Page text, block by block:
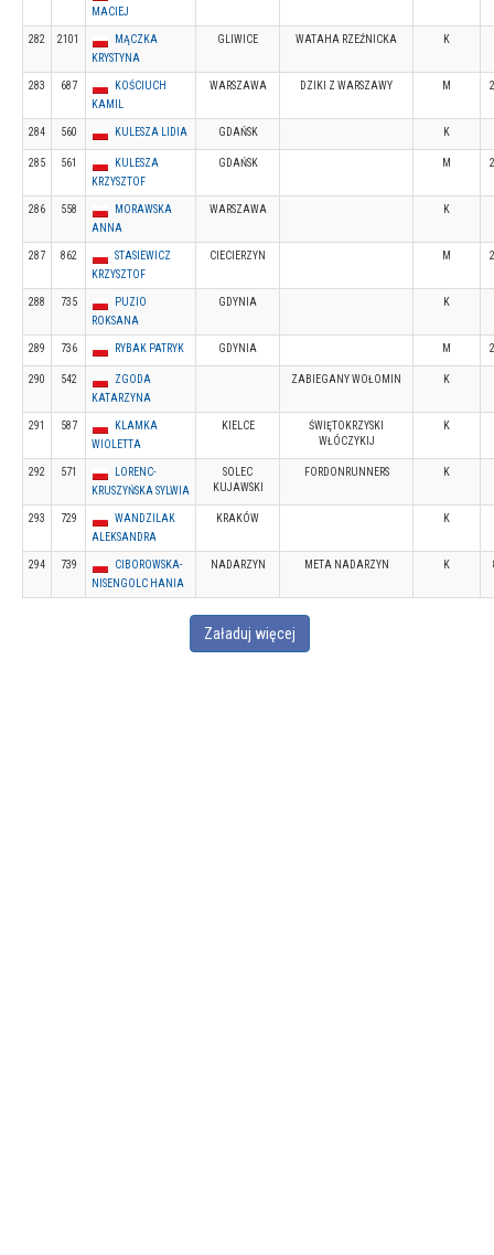
MACIEJ
282 2101
MĄCZKA
KRYSTYNA
GLIWICE WATAHA RZEŹNICKA K
283 687
KOŚCIUCH
KAMIL
WARSZAWA DZIKI Z WARSZAWY M
284 560 KULESZA LIDIA GDAŃSK K
285 561
KULESZA
KRZYSZTOF
GDAŃSK M
286 558
MORAWSKA
ANNA
WARSZAWA K
287 862
STASIEWICZ
KRZYSZTOF
CIECIERZYN M
288 735
PUZIO
ROKSANA
GDYNIA K
289 736 RYBAK PATRYK GDYNIA M
290 542
ZGODA
KATARZYNA
ZABIEGANY WOŁOMIN K
291 587
KLAMKA
WIOLETTA
KIELCE
ŚWIĘTOKRZYSKI
WŁÓCZYKIJ
K
292 571
LORENC-
KRUSZYŃSKA SYLWIA
SOLEC
KUJAWSKI
FORDONRUNNERS K
293 729
WANDZILAK
ALEKSANDRA
KRAKÓW K
294 739
CIBOROWSKA-
NISENGOLC HANIA
NADARZYN META NADARZYN K
Załaduj więcej